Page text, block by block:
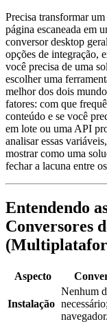
Precisa transformar
página escaneada em
conversor desktop
opções de integração,
você precisa de uma
escolher uma
melhor dos dois
fatores: com que
conteúdo e se você
em lote ou uma API
analisar essas
mostrar como uma
fechar a lacuna entre
Entendendo
Conversores
Aspecto
Instalação
Nenhum
navegador.